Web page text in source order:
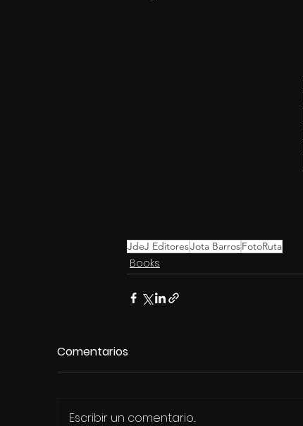
JdeJ EditoresJota BarrosFotoRuta
Books
Comentarios
Escribir un comentario...